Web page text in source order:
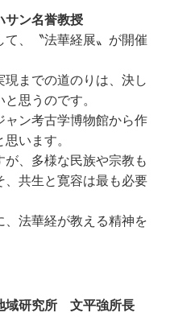
ン名誉教授
、〝法華経展〟が開催
までの道のりは、決し
思うのです。
ン考古学博物館から作
います。
、多様な民族や宗教も
、共生と寛容は最も必要
法華経が教える精神を
域研究所 文平強所長